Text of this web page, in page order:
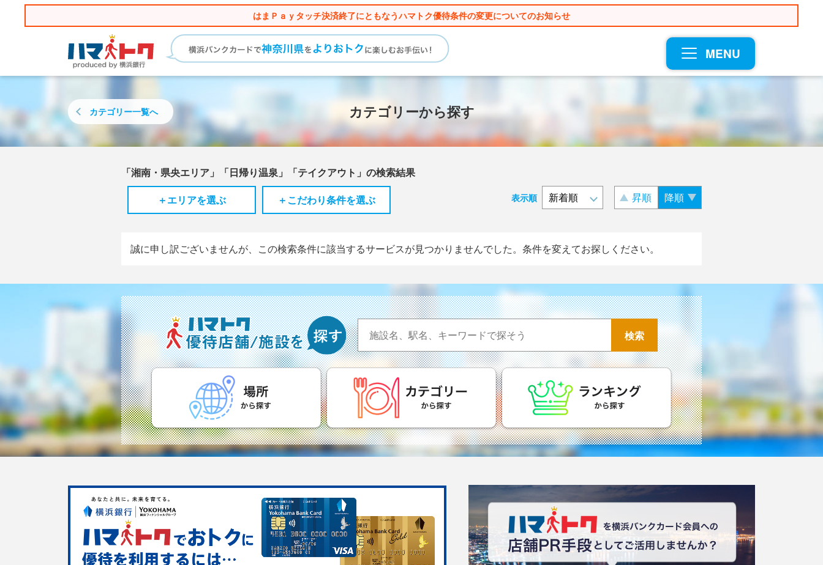
はまＰａｙタッチ決済終了にともなうハマトク優待条件の変更についてのお知らせ
MENU
カテゴリーから探す
カテゴリー一覧へ
「湘南・県央エリア」「日帰り温泉」「テイクアウト」の検索結果
＋エリアを選ぶ
＋こだわり条件を選ぶ 表示順 昇順 降順
誠に申し訳ございませんが、この検索条件に該当するサービスが見つかりませんでした。条件を変えてお探しください。